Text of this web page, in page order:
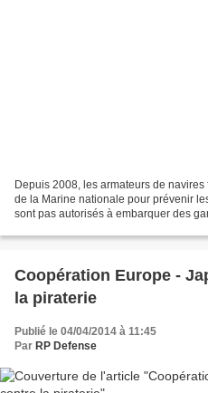
Depuis 2008, les armateurs de
de la Marine nationale pour prévenir
sont pas autorisés à embarquer des
Coopération Europe -
la piraterie
Publié le 04/04/2014 à 11:45
Par RP Defense